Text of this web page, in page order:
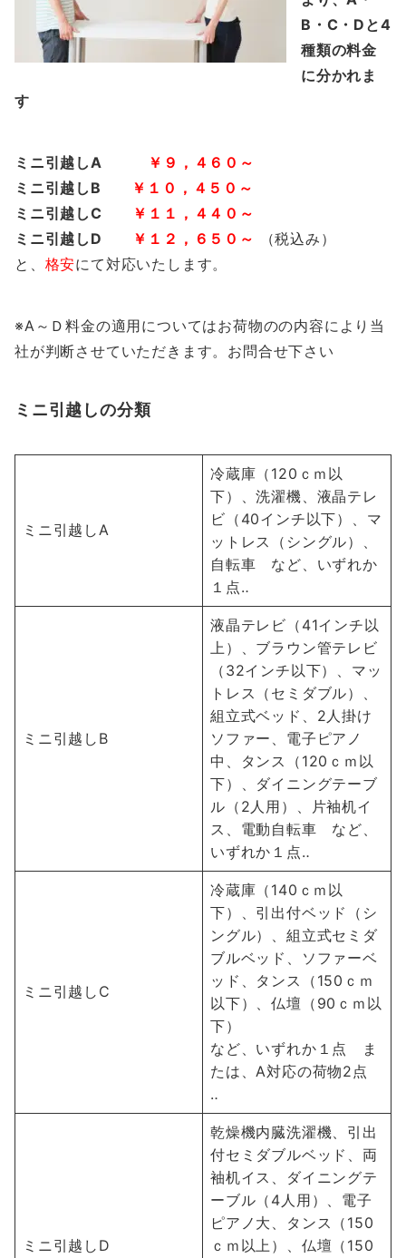
B・C・Dと4
種類の料金
に分かれま
す
ミニ引越しA
￥９，４６０～
ミニ引越しB
￥１０，４５０～
ミニ引越しC
￥１１，４４０～
ミニ引越しD
￥１２，６５０～
（税込み）
と、 格安にて対応いたします。
※A～Ｄ料金の適用についてはお荷物のの内容により当
社が判断させていただきます。お問合せ下さい
ミニ引越しの分類
ミニ引越しA
冷蔵庫（120ｃｍ以
下）、洗濯機、液晶テレ
ビ（40インチ以下）、マ
ットレス（シングル）、
自転車 など、いずれか
１点‥
ミニ引越しB
液晶テレビ（41インチ以
上）、ブラウン管テレビ
（32インチ以下）、マッ
トレス（セミダブル）、
組立式ベッド、2人掛け
ソファー、電子ピアノ
中、タンス（120ｃｍ以
下）、ダイニングテーブ
ル（2人用）、片袖机イ
ス、電動自転車 など、
いずれか１点‥
ミニ引越しC
冷蔵庫（140ｃｍ以
下）、引出付ベッド（シ
ングル）、組立式セミダ
ブルベッド、ソファーベ
ッド、タンス（150ｃｍ
以下）、仏壇（90ｃｍ以
下）
など、いずれか１点 ま
たは、A対応の荷物2点
‥
ミニ引越しD
乾燥機内臓洗濯機、引出
付セミダブルベッド、両
袖机イス、ダイニングテ
ーブル（4人用）、電子
ピアノ大、タンス（150
ｃｍ以上）、仏壇（150